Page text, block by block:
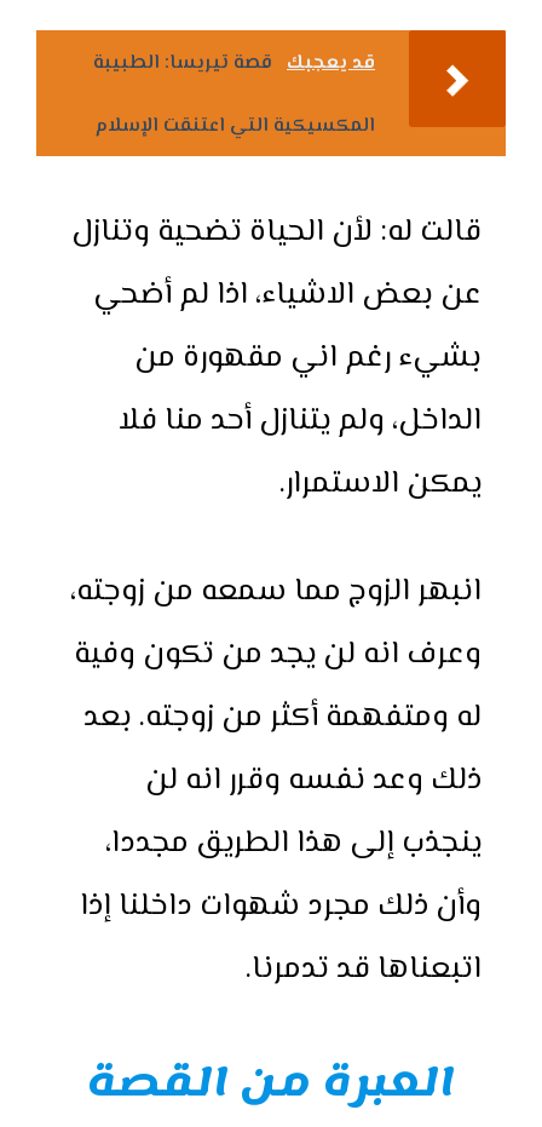
قد يعجبك قصة تيريسا: الطبيبة
المكسيكية التي اعتنقت الإسلام
قالت له: لأن الحياة تضحية وتنازل
عن بعض الاشياء، اذا لم أضحي
بشيء رغم اني مقهورة من
الداخل، ولم يتنازل أحد منا فلا
يمكن الاستمرار.
انبهر الزوج مما سمعه من زوجته،
وعرف انه لن يجد من تكون وفية
له ومتفهمة أكثر من زوجته. بعد
ذلك وعد نفسه وقرر انه لن
ينجذب إلى هذا الطريق مجددا،
وأن ذلك مجرد شهوات داخلنا إذا
اتبعناها قد تدمرنا.
العبرة من القصة